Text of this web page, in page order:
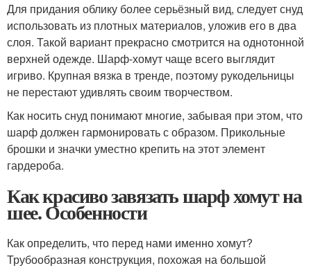
Для придания облику более серьёзный вид, следует снуд
использовать из плотных материалов, уложив его в два
слоя. Такой вариант прекрасно смотрится на однотонной
верхней одежде. Шарф-хомут чаще всего выглядит
игриво. Крупная вязка в тренде, поэтому рукодельницы
не перестают удивлять своим творчеством.
Как носить снуд понимают многие, забывая при этом, что
шарф должен гармонировать с образом. Прикольные
брошки и значки уместно крепить на этот элемент
гардероба.
Как красиво завязать шарф хомут на
шее. Особенности
Как определить, что перед нами именно хомут?
Трубообразная конструкция, похожая на большой